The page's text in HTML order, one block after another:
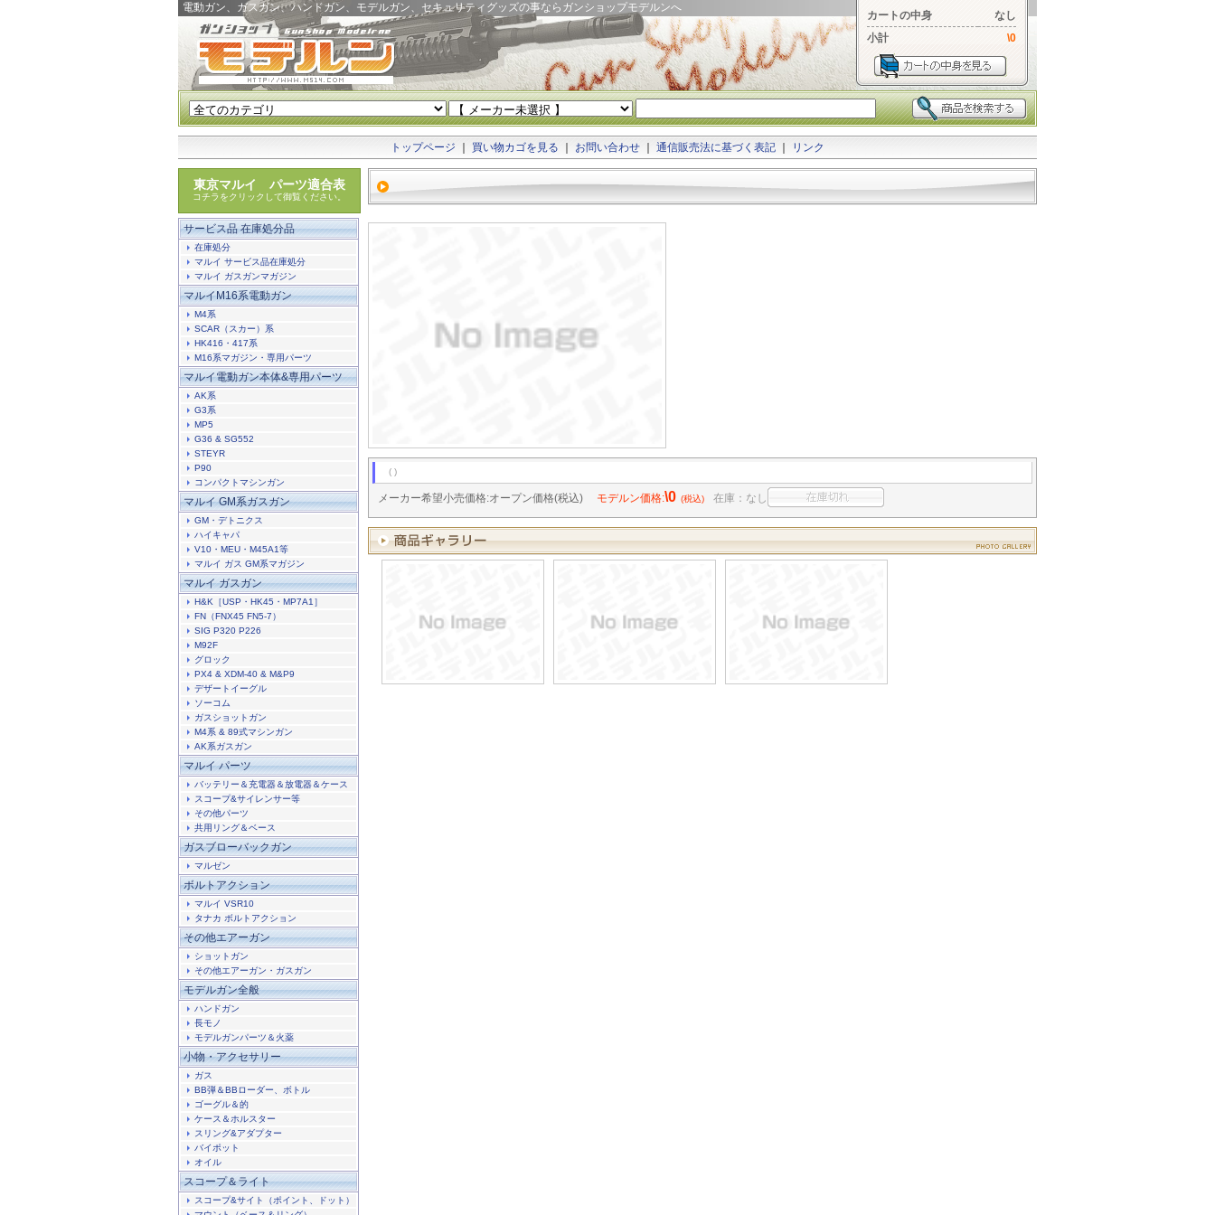
電動ガン、ガスガン、ハンドガン、モデルガン、セキュリティグッズの事ならガンショップモデルンへ
カートの中身
なし
小計
\0
トップページ 買い物カゴを見る お問い合わせ 通信販売法に基づく表記 リンク
( )
メーカー希望小売価格:オープン価格(税込) モデルン価格:\0 (税込) 在庫：なし
東京マルイ パーツ適合表
コチラをクリックして御覧ください。
サービス品 在庫処分品
在庫処分
マルイ サービス品在庫処分
マルイ ガスガンマガジン
マルイM16系電動ガン
M4系
SCAR（スカー）系
HK416・417系
M16系マガジン・専用パーツ
マルイ電動ガン本体&専用パーツ
AK系
G3系
MP5
G36 & SG552
STEYR
P90
コンパクトマシンガン
マルイ GM系ガスガン
GM・デトニクス
ハイキャパ
V10・MEU・M45A1等
マルイ ガス GM系マガジン
マルイ ガスガン
H&K［USP・HK45・MP7A1］
FN（FNX45 FN5-7）
SIG P320 P226
M92F
グロック
PX4 & XDM-40 & M&P9
デザートイーグル
ソーコム
ガスショットガン
M4系 & 89式マシンガン
AK系ガスガン
マルイ パーツ
バッテリー＆充電器＆放電器＆ケース
スコープ&サイレンサー等
その他パーツ
共用リング＆ベース
ガスブローバックガン
マルゼン
ボルトアクション
マルイ VSR10
タナカ ボルトアクション
その他エアーガン
ショットガン
その他エアーガン・ガスガン
モデルガン全般
ハンドガン
長モノ
モデルガンパーツ＆火薬
小物・アクセサリー
ガス
BB弾＆BBローダー、ボトル
ゴーグル＆的
ケース＆ホルスター
スリング&アダプター
バイポット
オイル
スコープ＆ライト
スコープ&サイト（ポイント、ドット）